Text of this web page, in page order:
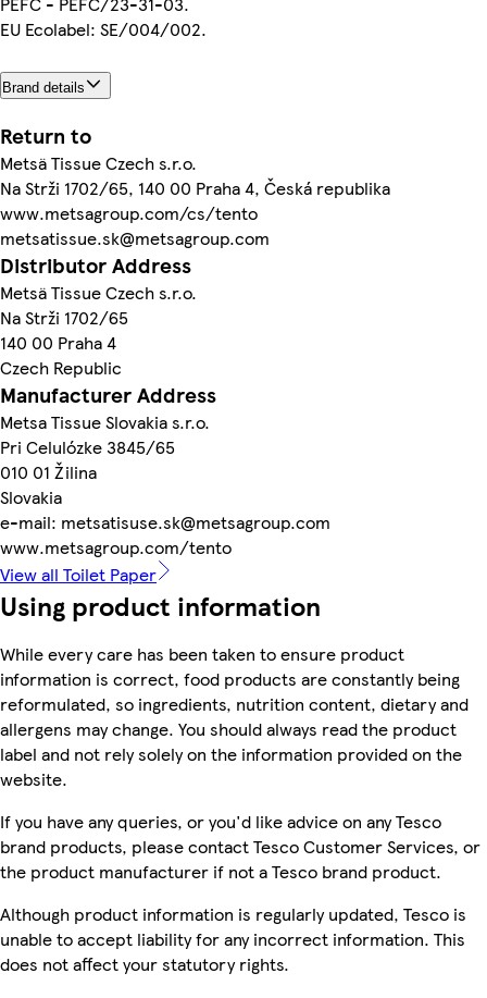
EU Ecolabel: SE/004/002.
Brand details
Return to
Metsä Tissue Czech s.r.o.
Na Strži 1702/65, 140 00 Praha 4, Česká republika
www.metsagroup.com/cs/tento
metsatissue.sk@metsagroup.com
Distributor Address
Metsä Tissue Czech s.r.o.
Na Strži 1702/65
140 00 Praha 4
Czech Republic
Manufacturer Address
Metsa Tissue Slovakia s.r.o.
Pri Celulózke 3845/65
010 01 Žilina
Slovakia
e-mail: metsatisuse.sk@metsagroup.com
www.metsagroup.com/tento
View all Toilet Paper
Using product information
While every care has been taken to ensure product
information is correct, food products are constantly being
reformulated, so ingredients, nutrition content, dietary and
allergens may change. You should always read the product
label and not rely solely on the information provided on the
website.
If you have any queries, or you'd like advice on any Tesco
brand products, please contact Tesco Customer Services, or
the product manufacturer if not a Tesco brand product.
Although product information is regularly updated, Tesco is
unable to accept liability for any incorrect information. This
does not affect your statutory rights.